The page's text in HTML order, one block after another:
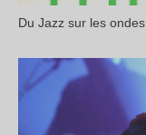
Du Jazz sur les ondes